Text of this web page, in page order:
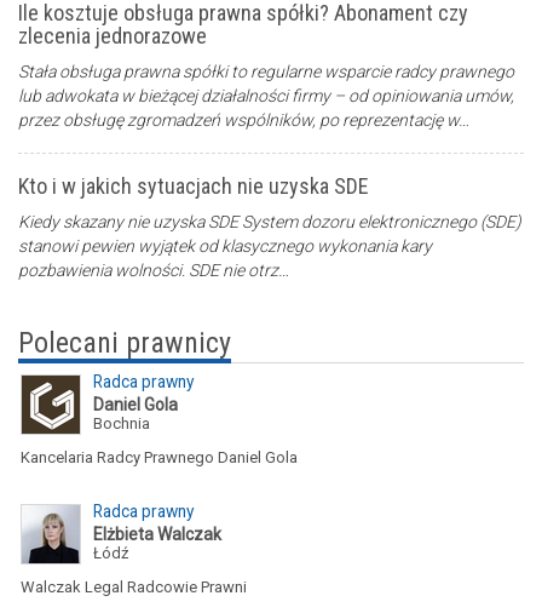
Ile kosztuje obsługa prawna spółki? Abonament czy
zlecenia jednorazowe
Stała obsługa prawna spółki to regularne wsparcie radcy prawnego
lub adwokata w bieżącej działalności firmy – od opiniowania umów,
przez obsługę zgromadzeń wspólników, po reprezentację w…
Kto i w jakich sytuacjach nie uzyska SDE
Kiedy skazany nie uzyska SDE System dozoru elektronicznego (SDE)
stanowi pewien wyjątek od klasycznego wykonania kary
pozbawienia wolności. SDE nie otrz…
Polecani prawnicy
Radca prawny
Daniel Gola
Bochnia
Kancelaria Radcy Prawnego Daniel Gola
Radca prawny
Elżbieta Walczak
Łódź
Walczak Legal Radcowie Prawni